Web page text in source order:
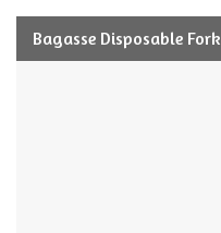
Bagasse Disposable Fork